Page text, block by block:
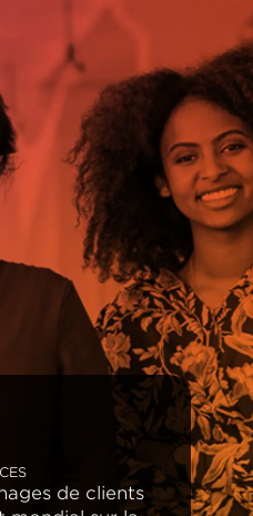
de clients